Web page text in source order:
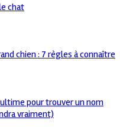
chat
chien : 7 règles à connaître
pour trouver un nom
vraiment)